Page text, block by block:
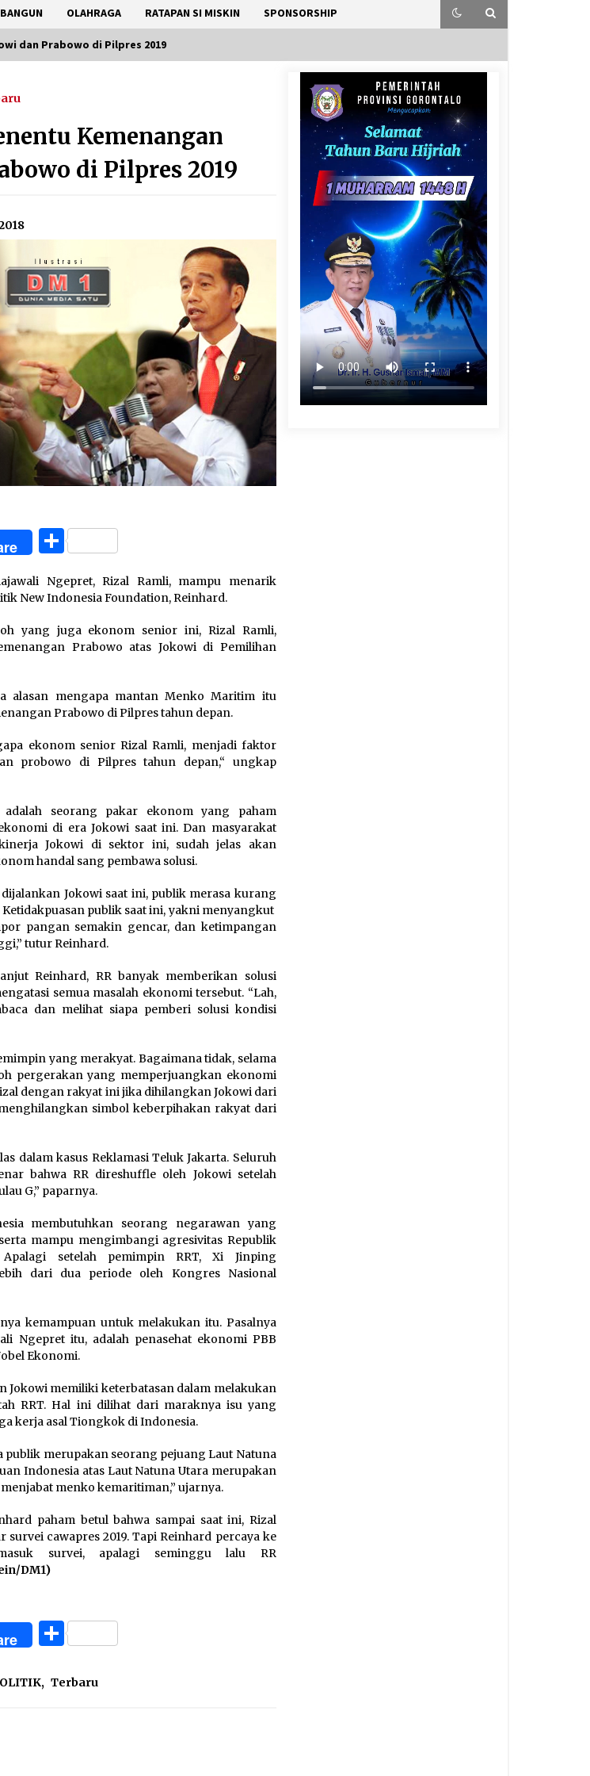
OLAHRAGA RATAPAN SI MISKIN SPONSORSHIP
dan Prabowo di Pilpres 2019
Kemenangan
di Pilpres 2019
Share
Ngepret, Rizal Ramli, mampu menarik
New Indonesia Foundation, Reinhard.
yang juga ekonom senior ini, Rizal Ramli,
Prabowo atas Jokowi di Pemilihan
alasan mengapa mantan Menko Maritim itu
Prabowo di Pilpres tahun depan.
ekonom senior Rizal Ramli, menjadi faktor
probowo di Pilpres tahun depan,“ ungkap
seorang pakar ekonom yang paham
di era Jokowi saat ini. Dan masyarakat
Jokowi di sektor ini, sudah jelas akan
handal sang pembawa solusi.
Jokowi saat ini, publik merasa kurang
publik saat ini, yakni menyangkut
pangan semakin gencar, dan ketimpangan
tutur Reinhard.
Reinhard, RR banyak memberikan solusi
semua masalah ekonomi tersebut. “Lah,
dan melihat siapa pemberi solusi kondisi
yang merakyat. Bagaimana tidak, selama
pergerakan yang memperjuangkan ekonomi
dengan rakyat ini jika dihilangkan Jokowi dari
simbol keberpihakan rakyat dari
dalam kasus Reklamasi Teluk Jakarta. Seluruh
bahwa RR direshuffle oleh Jokowi setelah
G,” paparnya.
membutuhkan seorang negarawan yang
mampu mengimbangi agresivitas Republik
setelah pemimpin RRT, Xi Jinping
dari dua periode oleh Kongres Nasional
kemampuan untuk melakukan itu. Pasalnya
Ngepret itu, adalah penasehat ekonomi PBB
Ekonomi.
Jokowi memiliki keterbatasan dalam melakukan
RRT. Hal ini dilihat dari maraknya isu yang
kerja asal Tiongkok di Indonesia.
publik merupakan seorang pejuang Laut Natuna
Indonesia atas Laut Natuna Utara merupakan
menko kemaritiman,” ujarnya.
paham betul bahwa sampai saat ini, Rizal
survei cawapres 2019. Tapi Reinhard percaya ke
survei, apalagi seminggu lalu RR
DM1)
Share
, Terbaru